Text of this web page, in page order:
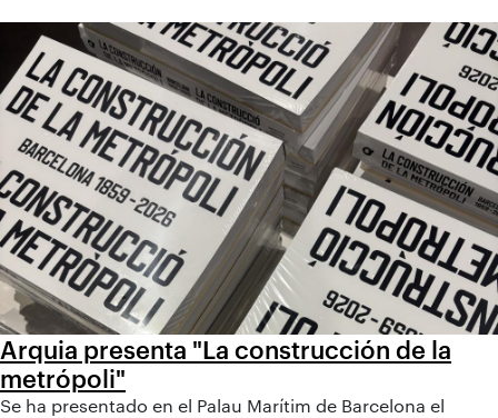
Arquia presenta "La construcción de la
metrópoli"
Se ha presentado en el Palau Marítim de Barcelona el